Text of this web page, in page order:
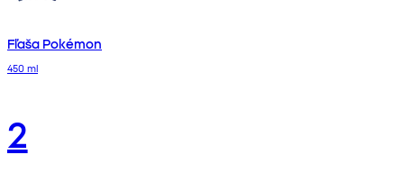
Fľaša Pokémon
450 ml
2